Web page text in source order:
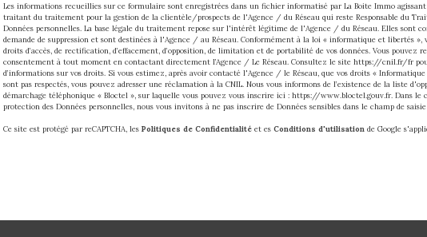
Les informations recueillies sur ce formulaire sont enregistrées dans un fichier informatisé par La Boite Immo
traitant du traitement pour la gestion de la clientèle/prospects de l'Agence / du Réseau qui reste Responsable du
Données personnelles. La base légale du traitement repose sur l'intérêt légitime de l'Agence / du Réseau. Elles sont
demande de suppression et sont destinées à l'Agence / au Réseau. Conformément à la loi « informatique et libertés »,
droits d’accès, de rectification, d’effacement, d’opposition, de limitation et de portabilité de vos données. Vous pouvez
consentement à tout moment en contactant directement l’Agence / Le Réseau. Consultez le site https://cnil.fr/fr
d’informations sur vos droits. Si vous estimez, après avoir contacté l'Agence / le Réseau, que vos droits «
sont pas respectés, vous pouvez adresser une réclamation à la CNIL. Nous vous informons de l’existence de la liste
démarchage téléphonique « Bloctel », sur laquelle vous pouvez vous inscrire ici : https://www.bloctel.gouv.fr. Dans le
protection des Données personnelles, nous vous invitons à ne pas inscrire de Données sensibles dans le champ de
Ce site est protégé par reCAPTCHA, les Politiques de Confidentialité et es Conditions d'utilisation de Google